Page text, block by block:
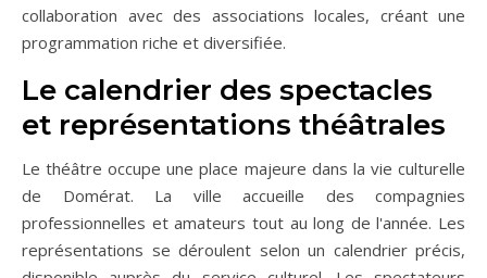
collaboration avec des associations locales, créant une
programmation riche et diversifiée.
Le calendrier des spectacles
et représentations théâtrales
Le théâtre occupe une place majeure dans la vie culturelle
de Domérat. La ville accueille des compagnies
professionnelles et amateurs tout au long de l'année. Les
représentations se déroulent selon un calendrier précis,